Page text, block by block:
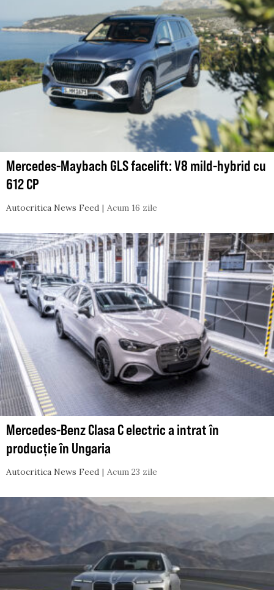
Mercedes-Maybach GLS facelift: V8 mild-hybrid cu
612 CP
Autocritica News Feed Acum 16 zile
Mercedes-Benz Clasa C electric a intrat în
producție în Ungaria
Autocritica News Feed Acum 23 zile